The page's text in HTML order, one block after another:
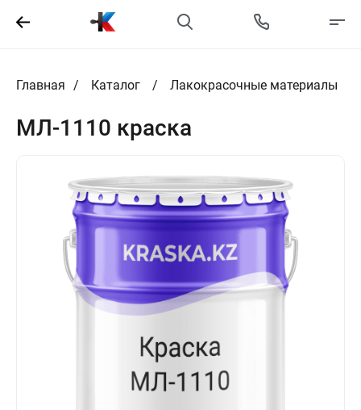
Главная Каталог Лакокрасочные материалы
МЛ-1110 краска